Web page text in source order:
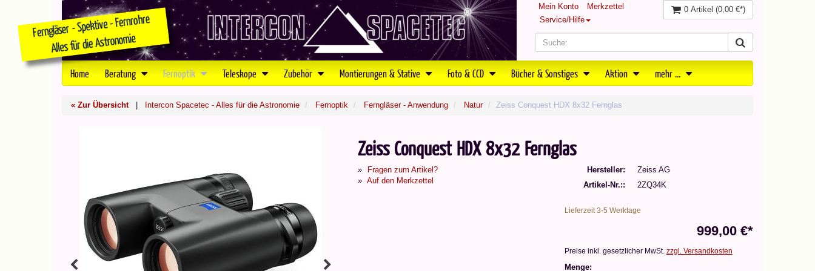
Mein Konto
Merkzettel
Service/Hilfe
0 Artikel (0,00 €*)
Home Beratung Fernoptik Teleskope Zubehör Montierungen & Stative Foto & CCD Bücher & Sonstiges Aktion mehr ...
« Zur Übersicht| Intercon Spacetec - Alles für die Astronomie Fernoptik Ferngläser - Anwendung Natur Zeiss Conquest HDX 8x32 Fernglas
Zeiss Conquest HDX 8x32 Fernglas
Fragen zum Artikel?
Auf den Merkzettel
Hersteller
Zeiss AG
Artikel-Nr.:
2ZQ34K
Lieferzeit 3-5 Werktage
999,00 €*
Preise inkl. gesetzlicher MwSt. zzgl. Versandkosten
Menge: